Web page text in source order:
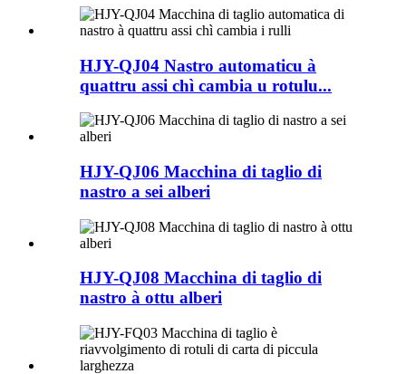
HJY-QJ04 Nastro automaticu à
quattru assi chì cambia u rotulu...
HJY-QJ06 Macchina di taglio di
nastro a sei alberi
HJY-QJ08 Macchina di taglio di
nastro à ottu alberi